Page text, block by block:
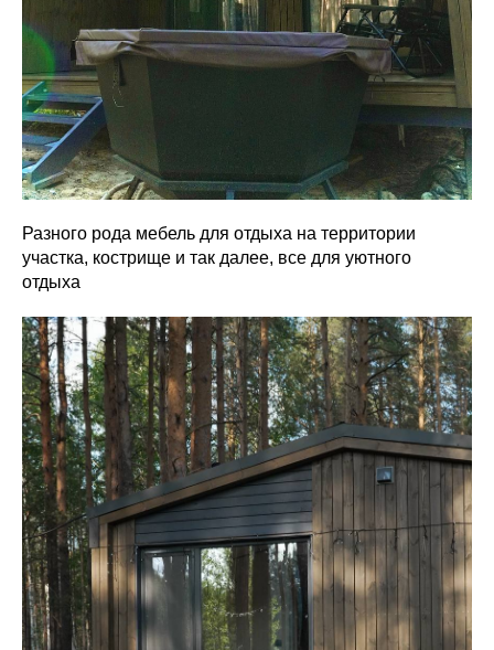
Разного рода мебель для отдыха на территории
участка, кострище и так далее, все для уютного
отдыха